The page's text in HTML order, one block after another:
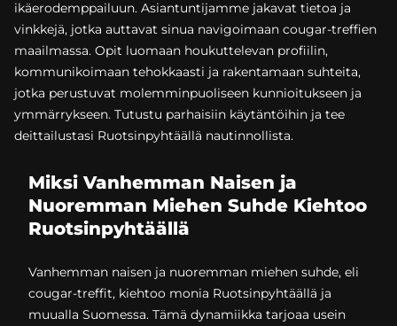
ikäerodemppailuun. Asiantuntijamme jakavat tietoa ja
vinkkejä, jotka auttavat sinua navigoimaan cougar-treffien
maailmassa. Opit luomaan houkuttelevan profiilin,
kommunikoimaan tehokkaasti ja rakentamaan suhteita,
jotka perustuvat molemminpuoliseen kunnioitukseen ja
ymmärrykseen. Tutustu parhaisiin käytäntöihin ja tee
deittailustasi Ruotsinpyhtäällä nautinnollista.
Miksi Vanhemman Naisen ja
Nuoremman Miehen Suhde Kiehtoo
Ruotsinpyhtäällä
Vanhemman naisen ja nuoremman miehen suhde, eli
cougar-treffit, kiehtoo monia Ruotsinpyhtäällä ja
muualla Suomessa. Tämä dynamiikka tarjoaa usein